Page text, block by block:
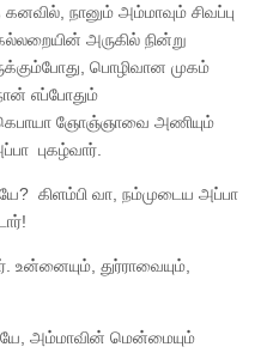
நானும் அம்மாவும் சிவப்பு
அருகில் நின்று
பொழிவான முகம்
எப்போதும்
ஞோஞ்ஞாவை அணியும்
புகழ்வார்.
கிளம்பி வா, நம்முடைய அப்பா
உன்னையும், துர்ராவையும்,
அம்மாவின் மென்மையும்